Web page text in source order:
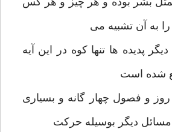
را به آن تشبیه می
دیگر پدیده ها تنها کوه در این آیه
شده است
و فصول چهار گانه و بسیاری
دیگر بوسیله حرکت